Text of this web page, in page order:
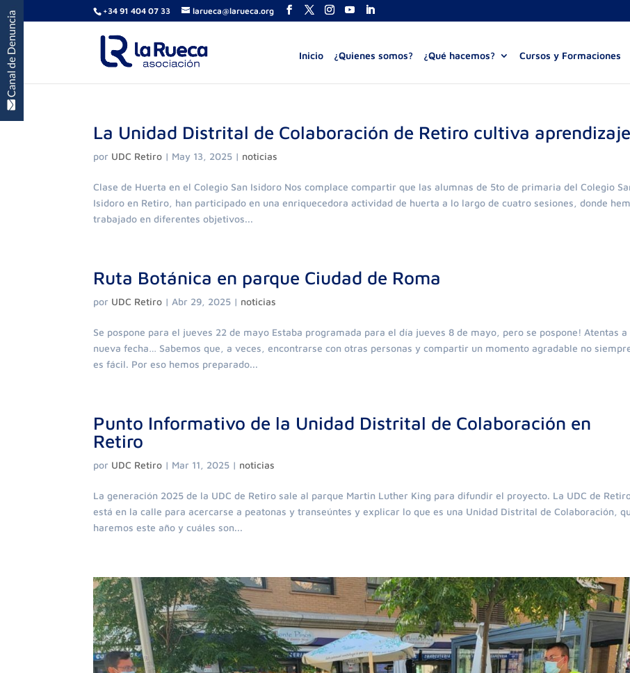
+34 91 404 07 33 larueca@larueca.org
Inicio ¿Quienes somos? ¿Qué hacemos? Cursos y Formaciones
La Unidad Distrital de Colaboración de Retiro cultiva
por UDC Retiro | May 13, 2025 | noticias
Clase de Huerta en el Colegio San Isidoro Nos complace compartir que las alumnas de 5to de primaria del Colegio
Isidoro en Retiro, han participado en una enriquecedora actividad de huerta a lo largo de cuatro sesiones, donde
trabajado en diferentes objetivos...
Ruta Botánica en parque Ciudad de Roma
por UDC Retiro | Abr 29, 2025 | noticias
Se pospone para el jueves 22 de mayo Estaba programada para el día jueves 8 de mayo, pero se pospone! Atentas a
nueva fecha… Sabemos que, a veces, encontrarse con otras personas y compartir un momento agradable no
es fácil. Por eso hemos preparado...
Punto Informativo de la Unidad Distrital de Colaboración en
Retiro
por UDC Retiro | Mar 11, 2025 | noticias
La generación 2025 de la UDC de Retiro sale al parque Martin Luther King para difundir el proyecto. La UDC de
está en la calle para acercarse a peatonas y transeúntes y explicar lo que es una Unidad Distrital de Colaboración,
haremos este año y cuáles son...